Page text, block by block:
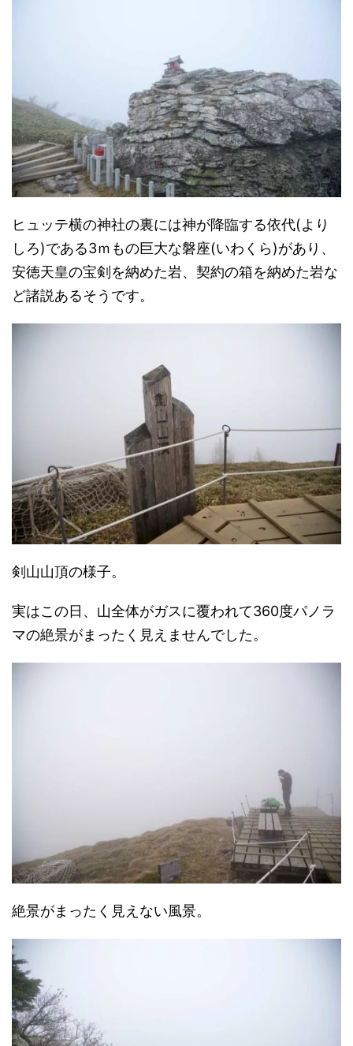
ヒュッテ横の神社の裏には神が降臨する依代(より
しろ)である3ｍもの巨大な磐座(いわくら)があり、
安徳天皇の宝剣を納めた岩、契約の箱を納めた岩な
ど諸説あるそうです。
剣山山頂の様子。
実はこの日、山全体がガスに覆われて360度パノラ
マの絶景がまったく見えませんでした。
絶景がまったく見えない風景。